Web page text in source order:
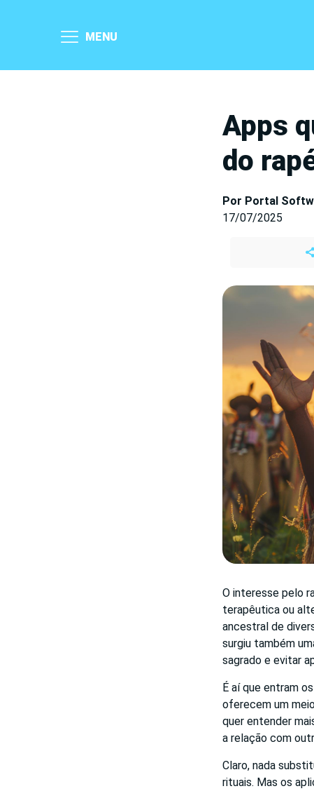
MENU
Apps
do
Por Portal
17/07/2025
O interesse pelo
terapêutica ou
ancestral de
surgiu também
sagrado e evitar
É aí que entram
oferecem um
quer entender
a relação com
Claro, nada
rituais. Mas os